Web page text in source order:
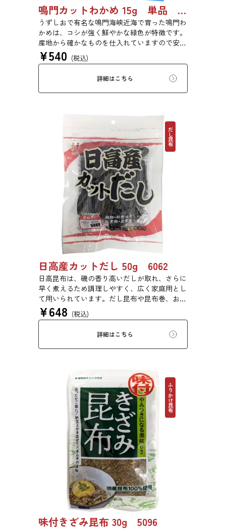
鳴門カットわかめ 15g 単品 5袋セット 20袋セット 1975
うずしおで有名な鳴門海峡近海で育った鳴門わ
かめは、コシが強く鮮やかな緑色が特徴です。
産地から確かなものを仕入れていますので安心
してお買い求めください。また、乾燥タイプの
カットわかめですので、大きく増えて便利で
す。わかめはカルシウムや食物繊維を豊富に含
んでいますので、バランスのとれた食生活のた
めにお使いいただけます。
¥540 (税込)
詳細はこちら
だし昆布
日高産カットだし 50g 6062
日高昆布は、磯の香り高いだしが取れ、さらに
早く煮えるため調理しやすく、広く家庭用とし
て用いられています。だし昆布や昆布巻、おで
ん、佃煮、煮締め等に最適です。
¥648 (税込)
詳細はこちら
ふりかけ昆布
味付きざみ昆布 30g 5096